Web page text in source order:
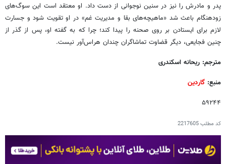
پدر و مادرش را نیز در سنین نوجوانی از دست داد. او معتقد است این سوگ‌های
زودهنگام باعث شد «ماهیچه‌های بقا و مدیریت غم» در او تقویت شود و جسارت
لازم برای ایستادن بر روی صحنه را پیدا کند؛ چرا که به گفته او، پس از گذر از
چنین فجایعی، دیگر قضاوت تماشاگران چندان هراس‌آور نیست.
مترجم: ریحانه اسکندری
منبع: گاردین
۵۹۲۴۴
کد مطلب2217605